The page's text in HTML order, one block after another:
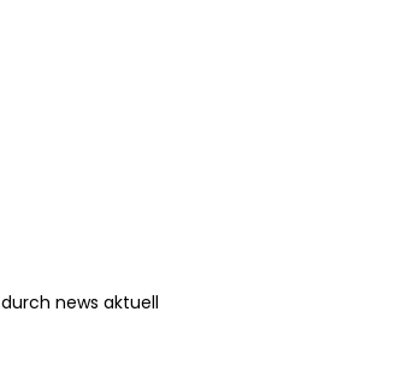
news aktuell